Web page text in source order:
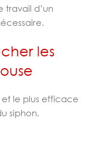
travail d’un
les
et le plus efficace
siphon.